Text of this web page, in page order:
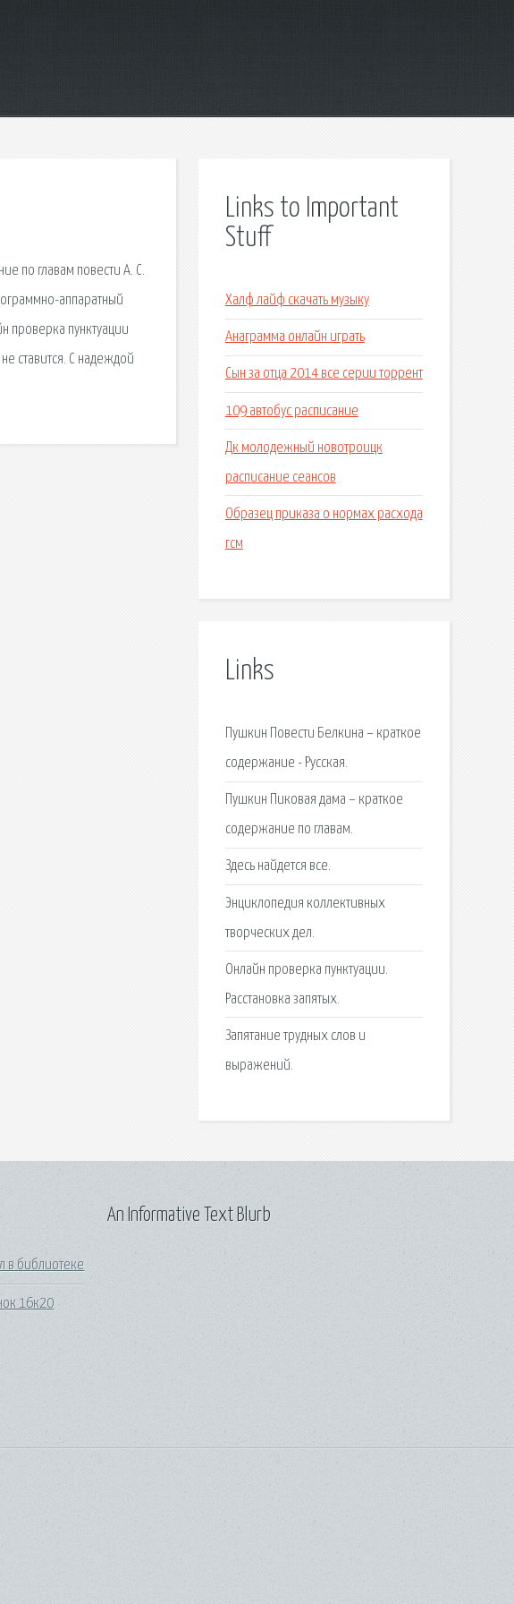
по главам повести А. С.
аппаратный
проверка пунктуации
ставится. С надеждой
Links to Important
Stuff
Халф лайф скачать музыку
Анаграмма онлайн играть
Сын за отца 2014 все серии торрент
109 автобус расписание
Дк молодежный новотроицк
расписание сеансов
Образец приказа о нормах расхода
гсм
Links
Пушкин Повести Белкина – краткое
содержание - Русская.
Пушкин Пиковая дама – краткое
содержание по главам.
Здесь найдется все.
Энциклопедия коллективных
творческих дел.
Онлайн проверка пунктуации.
Расстановка запятых.
Запятание трудных слов и
выражений.
в библиотеке
16к20
An Informative Text Blurb